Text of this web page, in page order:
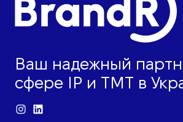
Ваш надежный
сфере IP и ТМТ в